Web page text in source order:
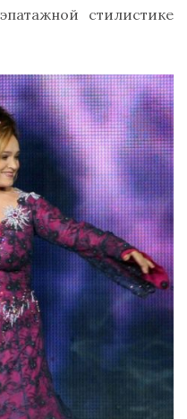
стилистике